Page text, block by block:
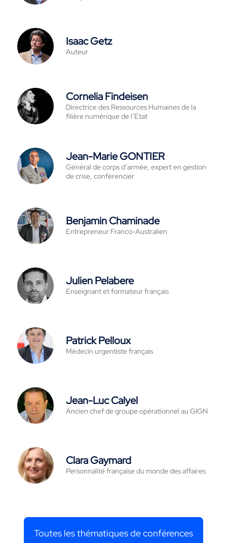
Isaac Getz
Auteur
Cornelia Findeisen
Directrice des Ressources Humaines de la
filière numérique de l’Etat
Jean-Marie GONTIER
Général de corps d’armée, expert en gestion
de crise, conférencier
Benjamin Chaminade
Entrepreneur Franco-Australien
Julien Pelabere
Enseignant et formateur français
Patrick Pelloux
Médecin urgentiste français
Jean-Luc Calyel
Ancien chef de groupe opérationnel au GIGN
Clara Gaymard
Personnalité française du monde des affaires
Toutes les thématiques de conférences